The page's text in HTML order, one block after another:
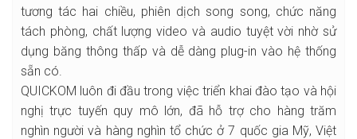
tương tác hai chiều, phiên dịch song song, chức năng
tách phòng, chất lượng video và audio tuyệt vời nhờ sử
dụng băng thông thấp và dễ dàng plug-in vào hệ thống
sẵn có.
QUICKOM luôn đi đầu trong việc triển khai đào tạo và hội
nghị trực tuyến quy mô lớn, đã hỗ trợ cho hàng trăm
nghìn người và hàng nghìn tổ chức ở 7 quốc gia Mỹ, Việt